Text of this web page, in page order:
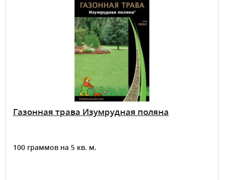
Газонная трава Изумрудная поляна
100 граммов на 5 кв. м.